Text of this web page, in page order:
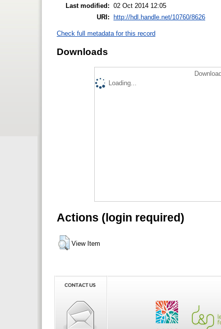
Last modified: 02 Oct 2014 12:05
URI:
http://hdl.handle.net/10760/8626
Check full metadata for this record
Downloads
Loading...
Actions (login required)
View Item